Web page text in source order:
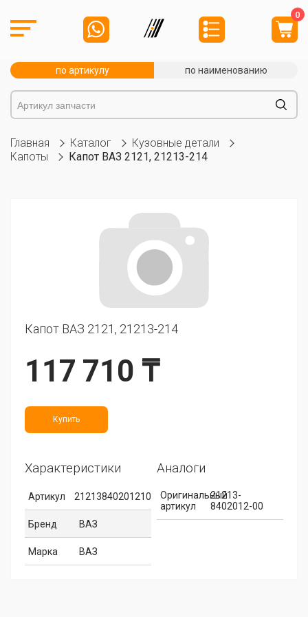
0
по артикулу по наименованию
Главная Каталог
Кузовные детали
Капоты
Капот ВАЗ 2121, 21213-214
Капот ВАЗ 2121, 21213-214
117 710 ₸
Купить
Характеристики
Артикул 21213840201210
Бренд ВАЗ
Марка ВАЗ
Аналоги
Оригинальный
артикул
21213-
8402012-00